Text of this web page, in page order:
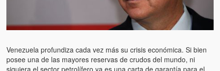
Venezuela profundiza cada vez más su crisis económica. Si bien
posee una de las mayores reservas de crudos del mundo, ni